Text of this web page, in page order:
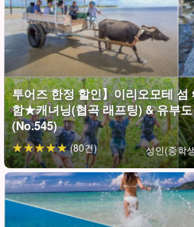
이리오모테 섬 투
이시가키섬⇄이리오모테
본 플랜은 투어 요금에 페리 왕복 승
매할 필요가 없습니다!
추천 포인트
투어즈 한정 할인】이리오모테
함★캐녀닝(협곡 래프팅) & 유부
(No.545)
성인(중학
(80건)